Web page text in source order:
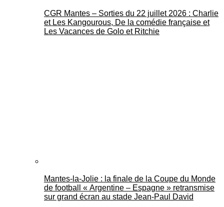
CGR Mantes – Sorties du 22 juillet 2026 : Charlie
et Les Kangourous, De la comédie française et
Les Vacances de Golo et Ritchie
Mantes-la-Jolie : la finale de la Coupe du Monde
de football « Argentine – Espagne » retransmise
sur grand écran au stade Jean-Paul David